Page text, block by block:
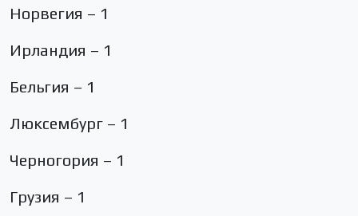
Норвегия – 1
Ирландия – 1
Бельгия – 1
Люксембург – 1
Черногория – 1
Грузия – 1